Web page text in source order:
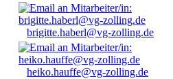
brigitte.haberl@vg-zolling.de
heiko.hauffe@vg-zolling.de